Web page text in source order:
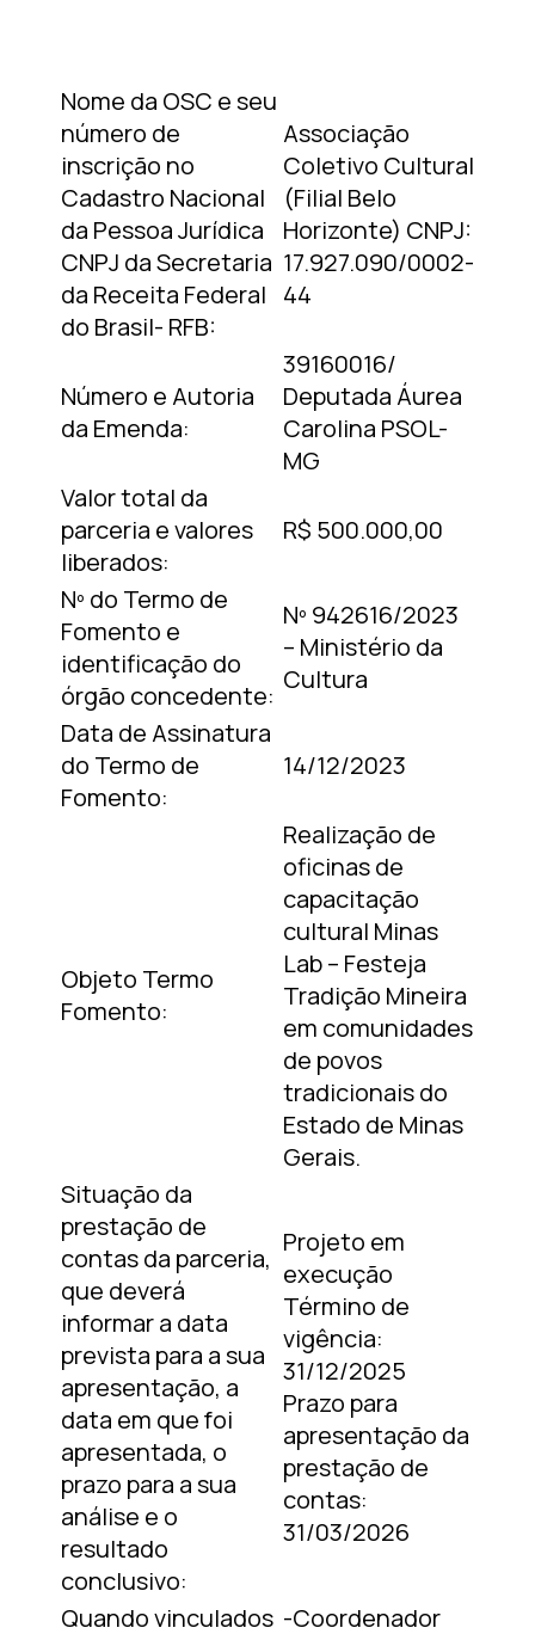
Nome da OSC e seu
número de
inscrição no
Cadastro Nacional
da Pessoa Jurídica
CNPJ da Secretaria
da Receita Federal
do Brasil- RFB:
Associação
Coletivo Cultural
(Filial Belo
Horizonte) CNPJ:
17.927.090/0002-
44
Número e Autoria
da Emenda:
39160016/
Deputada Áurea
Carolina PSOL-
MG
Valor total da
parceria e valores
liberados:
R$ 500.000,00
Nº do Termo de
Fomento e
identificação do
órgão concedente:
Nº 942616/2023
– Ministério da
Cultura
Data de Assinatura
do Termo de
Fomento:
14/12/2023
Objeto Termo
Fomento:
Realização de
oficinas de
capacitação
cultural Minas
Lab – Festeja
Tradição Mineira
em comunidades
de povos
tradicionais do
Estado de Minas
Gerais.
Situação da
prestação de
contas da parceria,
que deverá
informar a data
prevista para a sua
apresentação, a
data em que foi
apresentada, o
prazo para a sua
análise e o
resultado
conclusivo:
Projeto em
execução
Término de
vigência:
31/12/2025
Prazo para
apresentação da
prestação de
contas:
31/03/2026
Quando vinculados -Coordenador